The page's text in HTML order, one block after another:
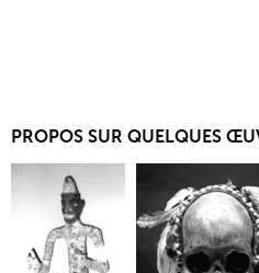
PROPOS SUR QUELQUES